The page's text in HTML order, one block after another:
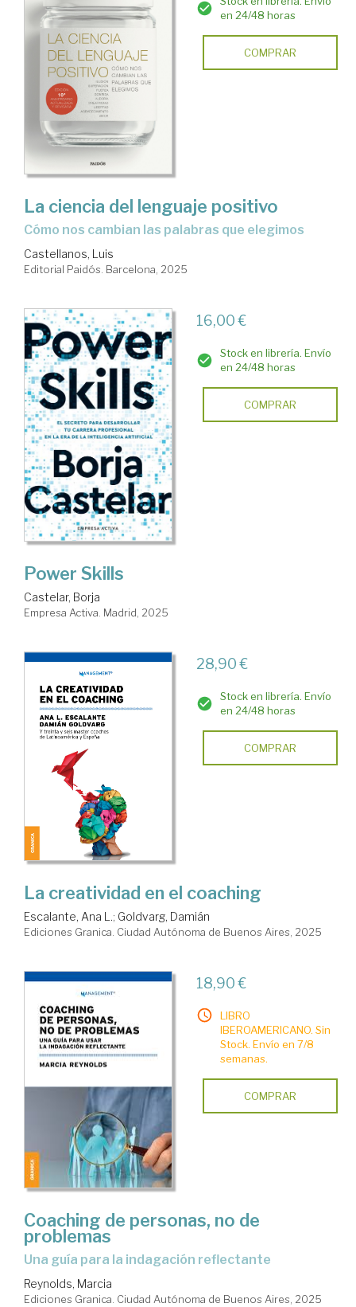
en 24/48 horas
COMPRAR
La ciencia del lenguaje positivo
Cómo nos cambian las palabras que elegimos
Castellanos, Luis
Editorial Paidós. Barcelona, 2025
16,00 €
Stock en librería. Envío
en 24/48 horas
COMPRAR
Power Skills
Castelar, Borja
Empresa Activa. Madrid, 2025
28,90 €
Stock en librería. Envío
en 24/48 horas
COMPRAR
La creatividad en el coaching
Escalante, Ana L.; Goldvarg, Damián
Ediciones Granica. Ciudad Autónoma de Buenos Aires, 2025
18,90 €
LIBRO
IBEROAMERICANO. Sin
Stock. Envío en 7/8
semanas.
COMPRAR
Coaching de personas, no de
problemas
Una guía para la indagación reflectante
Reynolds, Marcia
Ediciones Granica. Ciudad Autónoma de Buenos Aires, 2025